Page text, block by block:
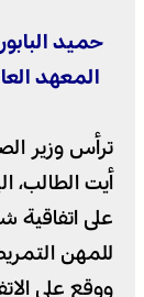
حميد
المعهد
ترأس وزير
أيت الطالب،
على اتفاقية
للمهن
ووقع على